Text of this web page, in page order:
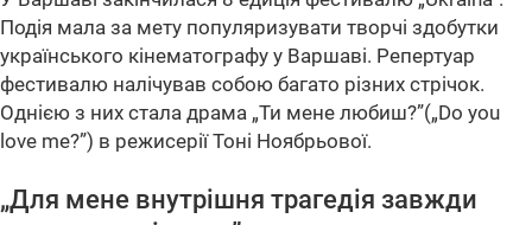
Подія мала за мету популяризувати творчі здобутки
українського кінематографу у Варшаві. Репертуар
фестивалю налічував собою багато різних стрічок.
Однією з них стала драма „Ти мене любиш?”(„Do you
love me?”) в режисерії Тоні Ноябрьової.
„Для мене внутрішня трагедія завжди